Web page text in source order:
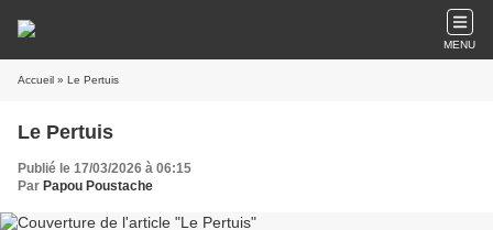
MENU
Accueil » Le Pertuis
Le Pertuis
Publié le 17/03/2026 à 06:15
Par Papou Poustache